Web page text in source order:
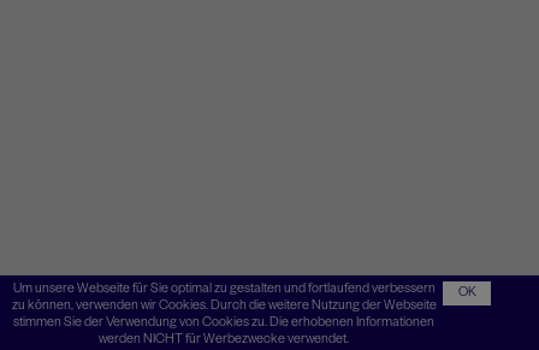
Um unsere Webseite für Sie optimal zu gestalten und fortlaufend verbessern
zu können, verwenden wir Cookies. Durch die weitere Nutzung der Webseite
stimmen Sie der Verwendung von Cookies zu. Die erhobenen Informationen
werden NICHT für Werbezwecke verwendet.
OK